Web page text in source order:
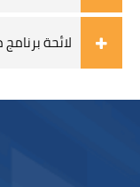
لائحة
الكتل